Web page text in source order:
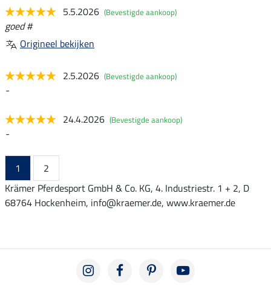
5.5.2026 (Bevestigde aankoop)
goed #
Origineel bekijken
2.5.2026 (Bevestigde aankoop)
-
24.4.2026 (Bevestigde aankoop)
-
1
2
Krämer Pferdesport GmbH & Co. KG, 4. Industriestr. 1 + 2, D
68764 Hockenheim, info@kraemer.de, www.kraemer.de